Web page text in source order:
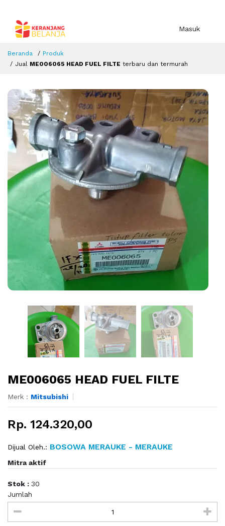
Masuk
Beranda
Produk
Jual ME006065 HEAD FUEL FILTE terbaru dan termurah
ME006065 HEAD FUEL FILTE
Merk : Mitsubishi
Rp. 124.320,00
Dijual Oleh.: BOSOWA MERAUKE - MERAUKE
Mitra aktif
Stok : 30
Jumlah